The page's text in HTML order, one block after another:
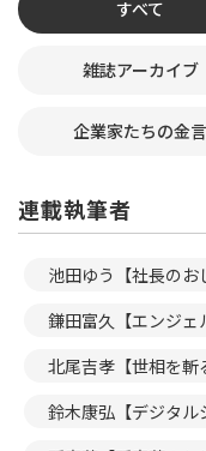
すべて
雑誌アーカイブ
企業家たちの金言
連載執筆者
池田ゆう【社長のお
鎌田富久【エンジェ
北尾吉孝【世相を斬
鈴木康弘【デジタル